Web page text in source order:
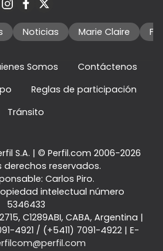
Noticias Marie Claire
Somos
Contáctenos
Reglas de participación
Tránsito
S.A. | © Perfil.com 2006-2026
derechos reservados.
Carlos Piro.
intelectual número
5346433
, C1289ABI, CABA, Argentina |
4921 / (+5411) 7091-4922| E-